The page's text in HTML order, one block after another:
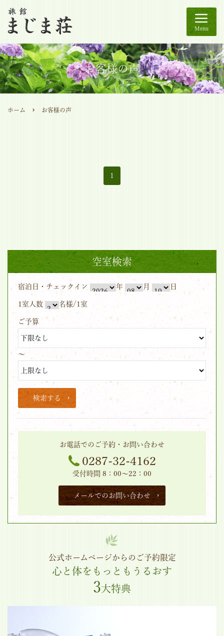
Menu
お客様の声
ホーム お客様の声
1
空室検索
宿泊日・チェックイン 年 月 日
1室人数 名様/1室
ご予算
～
検索する
お電話でのご予約・お問い合わせ
0287-32-4162
受付時間 8：00～22：00
メールでのお問い合わせ
公式ホームページからのご予約限定
心と体をもっともうるおす
3大特典